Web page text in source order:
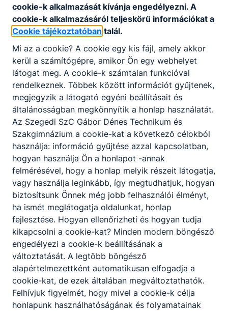
Megosztás
cookie-k alkalmazását kívánja engedélyezni. A
cookie-k alkalmazásáról teljeskörű információkat a
Cookie tájékoztatóban talál.
Mi az a cookie? A cookie egy kis fájl, amely akkor
kerül a számítógépre, amikor Ön egy webhelyet
látogat meg. A cookie-k számtalan funkcióval
rendelkeznek. Többek között információt gyűjtenek,
megjegyzik a látogató egyéni beállításait és
általánosságban megkönnyítik a honlap használatát.
Az Szegedi SzC Gábor Dénes Technikum és
Szakgimnázium a cookie-kat a következő célokból
használja: információ gyűjtése azzal kapcsolatban,
hogyan használja Ön a honlapot -annak
felmérésével, hogy a honlap melyik részeit látogatja,
vagy használja leginkább, így megtudhatjuk, hogyan
biztosítsunk Önnek még jobb felhasználói élményt,
ha ismét meglátogatja oldalunkat, honlap
fejlesztése. Hogyan ellenőrizheti és hogyan tudja
kikapcsolni a cookie-kat? Minden modern böngésző
engedélyezi a cookie-k beállításának a
változtatását. A legtöbb böngésző
alapértelmezettként automatikusan elfogadja a
cookie-kat, de ezek általában megváltoztathatók.
Felhívjuk figyelmét, hogy mivel a cookie-k célja
honlapunk használhatóságának és folyamatainak